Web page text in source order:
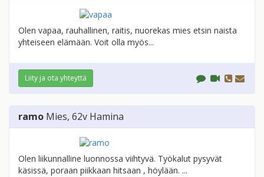
Olen vapaa, rauhallinen, raitis, nuorekas mies etsin naista
yhteiseen elämään. Voit olla myös...
Liity ja ota yhteyttä
ramo Mies, 62v Hamina
Olen liikunnalline luonnossa viihtyvä. Työkalut pysyvät
käsissä, poraan piikkaan hitsaan , höylään. ...